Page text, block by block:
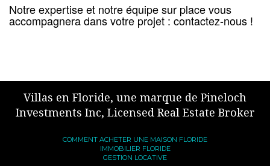
Notre expertise et notre équipe sur place vous
accompagnera dans votre projet : contactez-nous !
Villas en Floride, une marque de Pineloch
Investments Inc, Licensed Real Estate Broker
COMMENT ACHETER UNE MAISON FLORIDE
IMMOBILIER FLORIDE
GESTION LOCATIVE